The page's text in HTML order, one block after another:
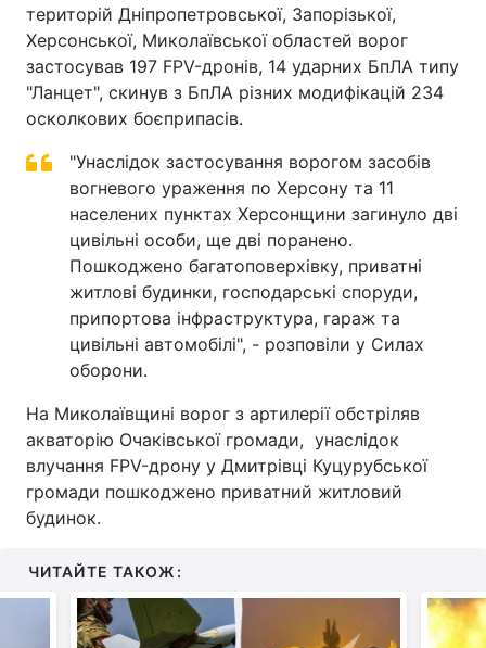
територій Дніпропетровської, Запорізької,
Херсонської, Миколаївської областей ворог
застосував 197 FPV-дронів, 14 ударних БпЛА типу
"Ланцет", скинув з БпЛА різних модифікацій 234
осколкових боєприпасів.
"Унаслідок застосування ворогом засобів
вогневого ураження по Херсону та 11
населених пунктах Херсонщини загинуло дві
цивільні особи, ще дві поранено.
Пошкоджено багатоповерхівку, приватні
житлові будинки, господарські споруди,
припортова інфраструктура, гараж та
цивільні автомобілі", - розповіли у Силах
оборони.
На Миколаївщині ворог з артилерії обстріляв
акваторію Очаківської громади, унаслідок
влучання FPV-дрону у Дмитрівці Куцурубської
громади пошкоджено приватний житловий
будинок.
ЧИТАЙТЕ ТАКОЖ: